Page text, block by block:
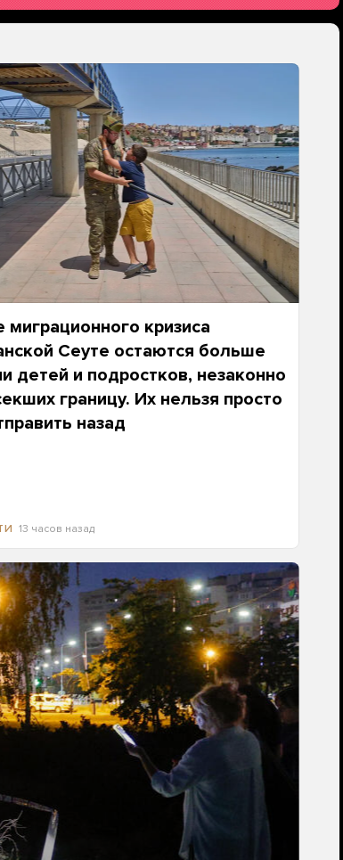
миграционного кризиса
Сеуте остаются больше
детей и подростков, незаконно
границу. Их нельзя просто
назад
13 часов назад